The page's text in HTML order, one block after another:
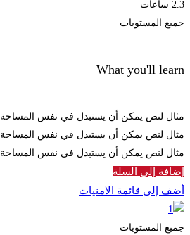
2.3 ساعات
جميع المستويات
What you'll learn
مثال لنص يمكن أن يستبدل في نفس المساحة.
مثال لنص يمكن أن يستبدل في نفس المساحة.
مثال لنص يمكن أن يستبدل في نفس المساحة.
إضافة إلى السلة
أضف إلى قائمة الامنيات
جميع المستويات